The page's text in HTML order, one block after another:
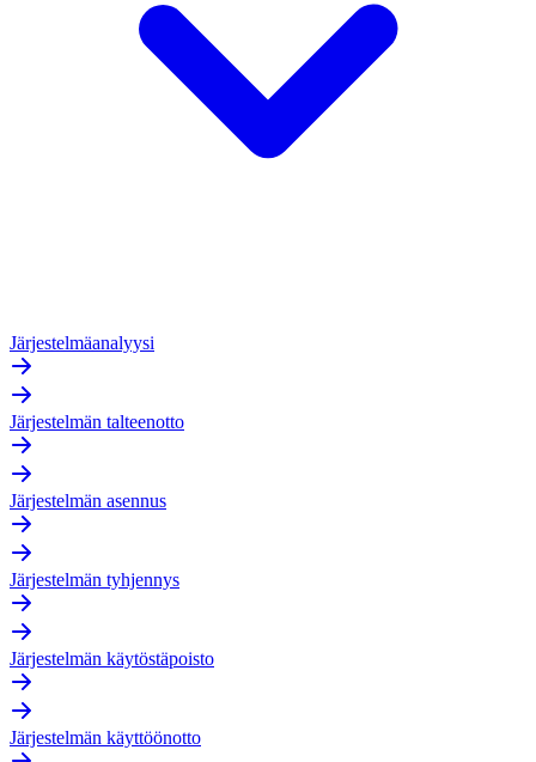
Järjestelmäanalyysi
Järjestelmän talteenotto
Järjestelmän asennus
Järjestelmän tyhjennys
Järjestelmän käytöstäpoisto
Järjestelmän käyttöönotto